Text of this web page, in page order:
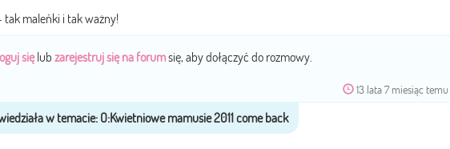
tak maleńki i tak ważny!
sięlub zarejestruj się na forumsię, aby dołączyć do rozmowy.
13 lata 7 miesiąc temu